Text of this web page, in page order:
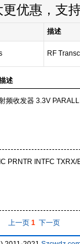
优惠，支
描述
RF
述
频收发器 3.3V
IC PRNTR INTFC
上一页 1 下一页